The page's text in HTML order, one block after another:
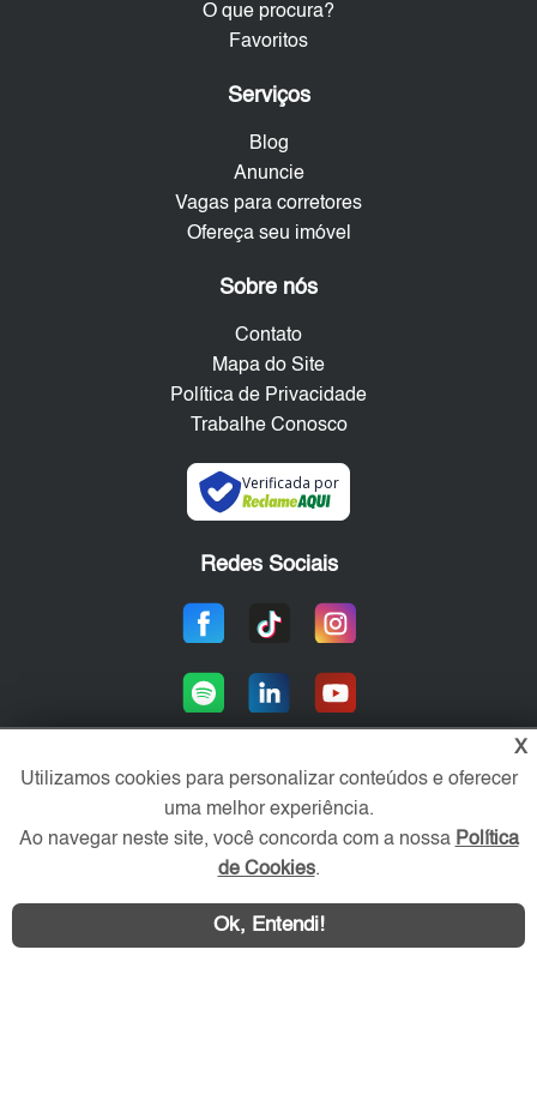
WhatsApp Contatar
O que procura?
Favoritos
Serviços
Blog
Anuncie
Vagas para corretores
Ofereça seu imóvel
Sobre nós
Contato
Mapa do Site
Política de Privacidade
Trabalhe Conosco
Verificada por
Redes Sociais
Área exclusiva aos anunciantes,
acesse sua conta:
X
Utilizamos cookies para personalizar conteúdos e oferecer
uma melhor experiência.
Ao navegar neste site, você concorda com a nossa Política
de Cookies.
Ok, Entendi!